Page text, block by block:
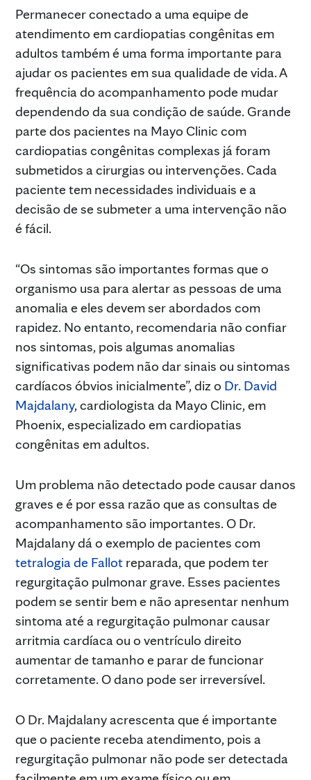
Permanecer conectado a uma equipe de
atendimento em cardiopatias congênitas em
adultos também é uma forma importante para
ajudar os pacientes em sua qualidade de vida. A
frequência do acompanhamento pode mudar
dependendo da sua condição de saúde. Grande
parte dos pacientes na Mayo Clinic com
cardiopatias congênitas complexas já foram
submetidos a cirurgias ou intervenções. Cada
paciente tem necessidades individuais e a
decisão de se submeter a uma intervenção não
é fácil.
“Os sintomas são importantes formas que o
organismo usa para alertar as pessoas de uma
anomalia e eles devem ser abordados com
rapidez. No entanto, recomendaria não confiar
nos sintomas, pois algumas anomalias
significativas podem não dar sinais ou sintomas
cardíacos óbvios inicialmente”, diz o Dr. David
Majdalany, cardiologista da Mayo Clinic, em
Phoenix, especializado em cardiopatias
congênitas em adultos.
Um problema não detectado pode causar danos
graves e é por essa razão que as consultas de
acompanhamento são importantes. O Dr.
Majdalany dá o exemplo de pacientes com
tetralogia de Fallot reparada, que podem ter
regurgitação pulmonar grave. Esses pacientes
podem se sentir bem e não apresentar nenhum
sintoma até a regurgitação pulmonar causar
arritmia cardíaca ou o ventrículo direito
aumentar de tamanho e parar de funcionar
corretamente. O dano pode ser irreversível.
O Dr. Majdalany acrescenta que é importante
que o paciente receba atendimento, pois a
regurgitação pulmonar não pode ser detectada